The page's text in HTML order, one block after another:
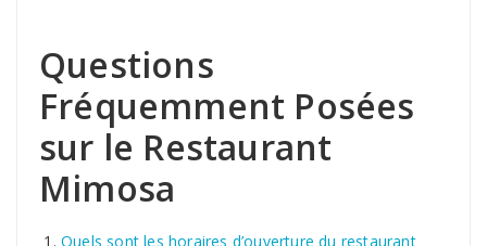
Questions
Fréquemment Posées
sur le Restaurant
Mimosa
Quels sont les horaires d’ouverture du restaurant